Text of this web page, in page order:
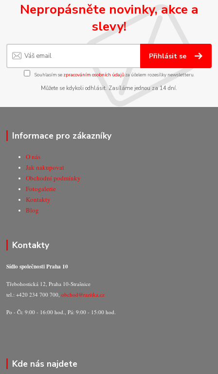
Nepropásněte novinky, akce a
slevy!
Přihlásit se
Souhlasím se zpracováním osobních údajůza účelem rozesílky newsletteru.
Můžete se kdykoli odhlásit. Zasíláme jednou za 14 dní.
Informace pro zákazníky
O nás
Jak nakupovat
Obchodní podmínky
Fotogalerie
Kontakty
Blog
Kontakty
Sídlo společnosti Praha 10
Třebohostická 12, Praha 10-Strašnice
tel.: +420 234 700 700,obchod@razitka.cz
Po - Čt: 9:00 - 16:00 hod., Pá: 9:00 - 15:00 hod.
Kde nás najdete